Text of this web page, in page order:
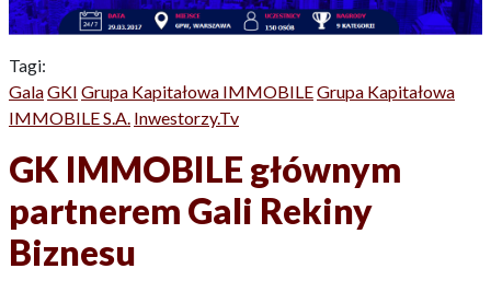
Tagi:
GalaGKI Grupa Kapitałowa IMMOBILEGrupa Kapitałowa
IMMOBILE S.A. Inwestorzy.tv
GK IMMOBILE głównym
partnerem Gali Rekiny
Biznesu